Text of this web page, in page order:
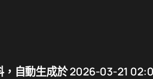
自動生成於 2026-03-21